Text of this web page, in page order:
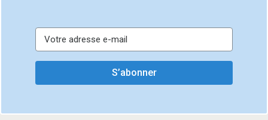
S’abonner